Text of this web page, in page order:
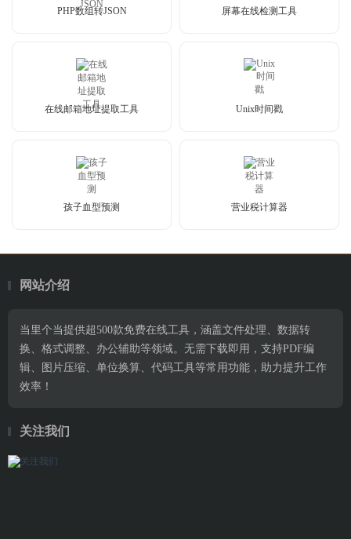
PHP数组转JSON 屏幕在线检测工具
在线邮箱地址提取工具 Unix时间戳
孩子血型预测 营业税计算器
网站介绍
当里个当提供超500款免费在线工具，涵盖文件处理、数据转
换、格式调整、办公辅助等领域。无需下载即用，支持PDF编
辑、图片压缩、单位换算、代码工具等常用功能，助力提升工作
效率！
关注我们